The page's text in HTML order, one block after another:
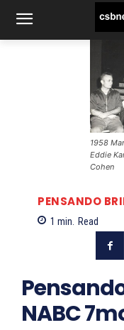
1958
Eddie
Cohen
PENSANDO
1 min. Read
NABC